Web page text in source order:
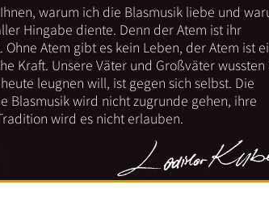
warum ich die Blasmusik liebe und
Hingabe diente. Denn der Atem ist ihr
Ohne Atem gibt es kein Leben, der Atem ist
Kraft. Unsere Väter und Großväter wussten
leugnen will, ist gegen sich selbst. Die
Blasmusik wird nicht zugrunde gehen, ihre
wird es nicht erlauben.